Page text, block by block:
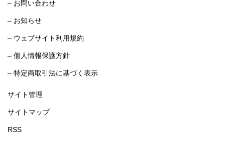
– お問い合わせ
– お知らせ
– ウェブサイト利用規約
– 個人情報保護方針
– 特定商取引法に基づく表示
サイト管理
サイトマップ
RSS